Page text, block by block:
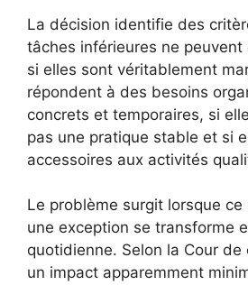
La décision identifie des
tâches inférieures ne
si elles sont véritablement
répondent à des besoins
concrets et temporaires, si
pas une pratique stable et si
accessoires aux activités
Le problème surgit lorsque
une exception se transforme
quotidienne. Selon la Cour de
un impact apparemment